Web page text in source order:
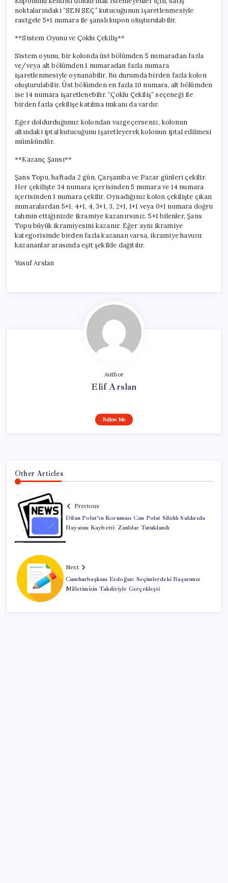
noktalarındaki “SEN SEÇ” kutucuğunun işaretlenmesiyle
rastgele 5+1 numara ile şanslı kupon oluşturulabilir.
**Sistem Oyunu ve Çoklu Çekiliş**
Sistem oyunu, bir kolonda üst bölümden 5 numaradan fazla
ve/veya alt bölümden 1 numaradan fazla numara
işaretlenmesiyle oynanabilir. Bu durumda birden fazla kolon
oluşturulabilir. Üst bölümden en fazla 10 numara, alt bölümden
ise 14 numara işaretlenebilir. “Çoklu Çekiliş” seçeneği ile
birden fazla çekilişe katılma imkanı da vardır.
Eğer doldurduğunuz kolondan vazgeçerseniz, kolonun
altındaki iptal kutucuğunu işaretleyerek kolonun iptal edilmesi
mümkündür.
**Kazanç Şansı**
Şans Topu, haftada 2 gün, Çarşamba ve Pazar günleri çekilir.
Her çekilişte 34 numara içerisinden 5 numara ve 14 numara
içerisinden 1 numara çekilir. Oynadığınız kolon çekilişte çıkan
numaralardan 5+1, 4+1, 4, 3+1, 3, 2+1, 1+1 veya 0+1 numara doğru
tahmin ettiğinizde ikramiye kazanırsınız. 5+1 bilenler, Şans
Topu büyük ikramiyesini kazanır. Eğer aynı ikramiye
kategorisinde birden fazla kazanan varsa, ikramiye havuzu
kazananlar arasında eşit şekilde dağıtılır.
Yusuf Arslan
Author
Elif Arslan
Follow Me
Other Articles
Previous
Dilan Polat’ın Koruması Can Polat Silahlı Saldırıda
Hayatını Kaybetti: Zanlılar Tutuklandı
Next
Cumhurbaşkanı Erdoğan: Seçimlerdeki Başarımız
Milletimizin Takdiriyle Gerçekleşti